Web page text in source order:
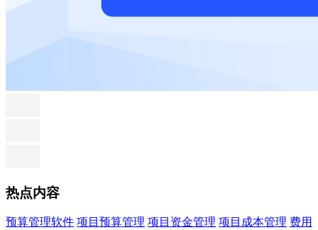
热点内容
预算管理软件 项目预算管理 项目资金管理 项目成本管理 费用